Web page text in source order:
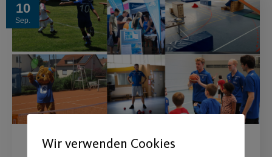
10
Sep.
Wir verwenden Cookies